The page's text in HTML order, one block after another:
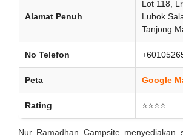
Alamat Penuh
Lot 118,
Lubok
Tanjong
No Telefon
Peta Google
Rating ⭐⭐⭐⭐
Nur Ramadhan Campsite menyediakan